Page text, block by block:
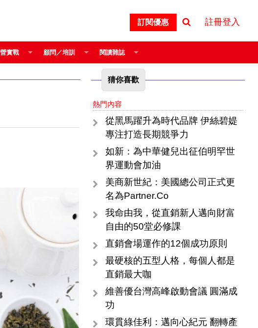
訂閱優惠 註冊登入
實戰 顧問／培訓 閱讀雜誌
猜你喜歡
熱門內容
從黑馬躍升為時代品牌 伊絲碧媞
專注打造長期競爭力
如新：為中華健兒出征伯明罕世
界運動會加油
美商新世紀：美國總公司正式更
名為Partner.Co
我命由我，從直銷新人邁向財富
自由的50堂必修課
直銷會場運作的12個成功原則
最硬核的五型人格，每個人都是
直銷最大咖
維善優台灣高峰啟動會議 圓滿成
功
環貫綠佳利：邁向心紀元 翻轉產